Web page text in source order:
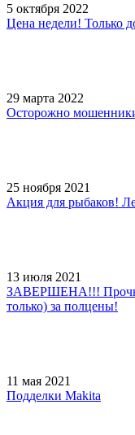
5 октября 2022
Цена недели! Только
29 марта 2022
Осторожно
25 ноября 2021
Акция для рыбаков!
13 июля 2021
ЗАВЕРШЕНА!!!
только) за полцены!
11 мая 2021
Подделки Makita